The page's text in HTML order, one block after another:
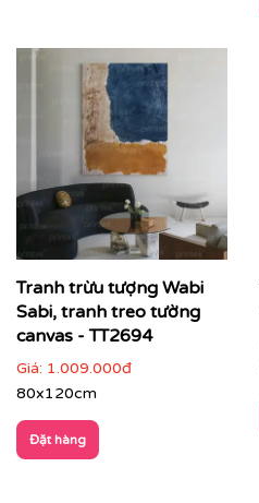
Tranh trừu tượng Wabi
Sabi, tranh treo tường
canvas - TT2694
Giá: 1.009.000đ
80x120cm
Đặt hàng